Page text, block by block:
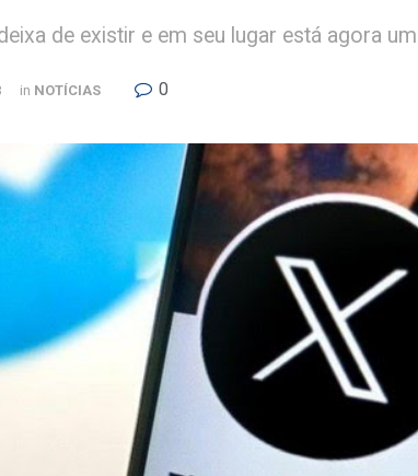
de existir e em seu lugar está agora um
in NOTÍCIAS 0